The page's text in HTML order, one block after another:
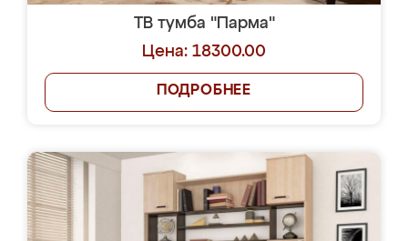
ТВ тумба "Парма"
Цена: 18300.00
ПОДРОБНЕЕ